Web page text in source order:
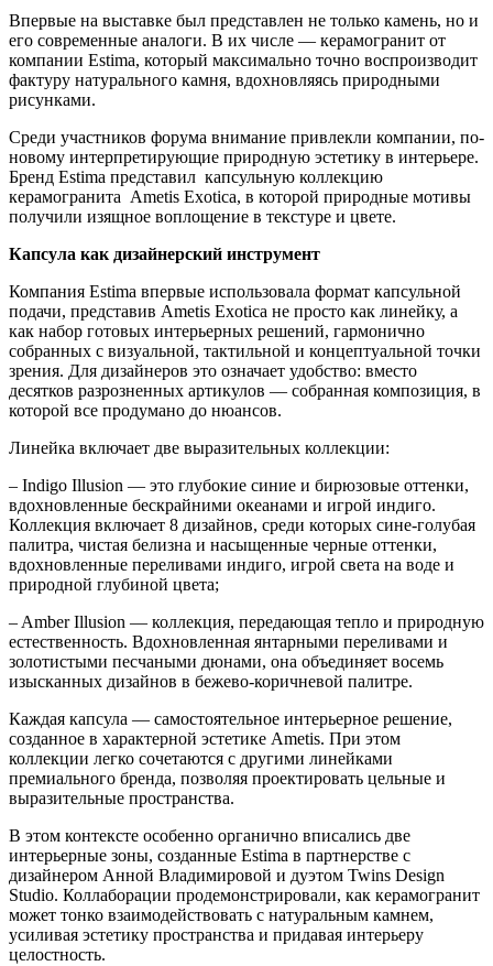
Впервые на выставке был представлен не только камень, но и
его современные аналоги. В их числе — керамогранит от
компании Estima, который максимально точно воспроизводит
фактуру натурального камня, вдохновляясь природными
рисунками.
Среди участников форума внимание привлекли компании, по-
новому интерпретирующие природную эстетику в интерьере.
Бренд Estima представил капсульную коллекцию
керамогранита Ametis Exotica, в которой природные мотивы
получили изящное воплощение в текстуре и цвете.
Капсула как дизайнерский инструмент
Компания Estima впервые использовала формат капсульной
подачи, представив Ametis Exotica не просто как линейку, а
как набор готовых интерьерных решений, гармонично
собранных с визуальной, тактильной и концептуальной точки
зрения. Для дизайнеров это означает удобство: вместо
десятков разрозненных артикулов — собранная композиция, в
которой все продумано до нюансов.
Линейка включает две выразительных коллекции:
– Indigo Illusion — это глубокие синие и бирюзовые оттенки,
вдохновленные бескрайними океанами и игрой индиго.
Коллекция включает 8 дизайнов, среди которых сине-голубая
палитра, чистая белизна и насыщенные черные оттенки,
вдохновленные переливами индиго, игрой света на воде и
природной глубиной цвета;
– Amber Illusion — коллекция, передающая тепло и природную
естественность. Вдохновленная янтарными переливами и
золотистыми песчаными дюнами, она объединяет восемь
изысканных дизайнов в бежево-коричневой палитре.
Каждая капсула — самостоятельное интерьерное решение,
созданное в характерной эстетике Ametis. При этом
коллекции легко сочетаются с другими линейками
премиального бренда, позволяя проектировать цельные и
выразительные пространства.
В этом контексте особенно органично вписались две
интерьерные зоны, созданные Estima в партнерстве с
дизайнером Анной Владимировой и дуэтом Twins Design
Studio. Коллаборации продемонстрировали, как керамогранит
может тонко взаимодействовать с натуральным камнем,
усиливая эстетику пространства и придавая интерьеру
целостность.